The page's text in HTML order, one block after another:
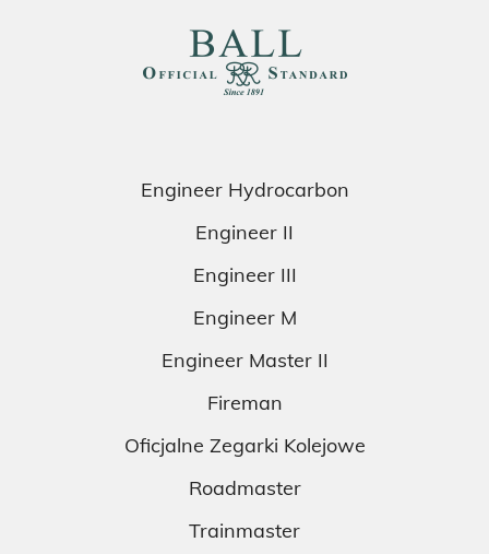
Engineer Hydrocarbon
Engineer II
Engineer III
Engineer M
Engineer Master II
Fireman
Oficjalne Zegarki Kolejowe
Roadmaster
Trainmaster